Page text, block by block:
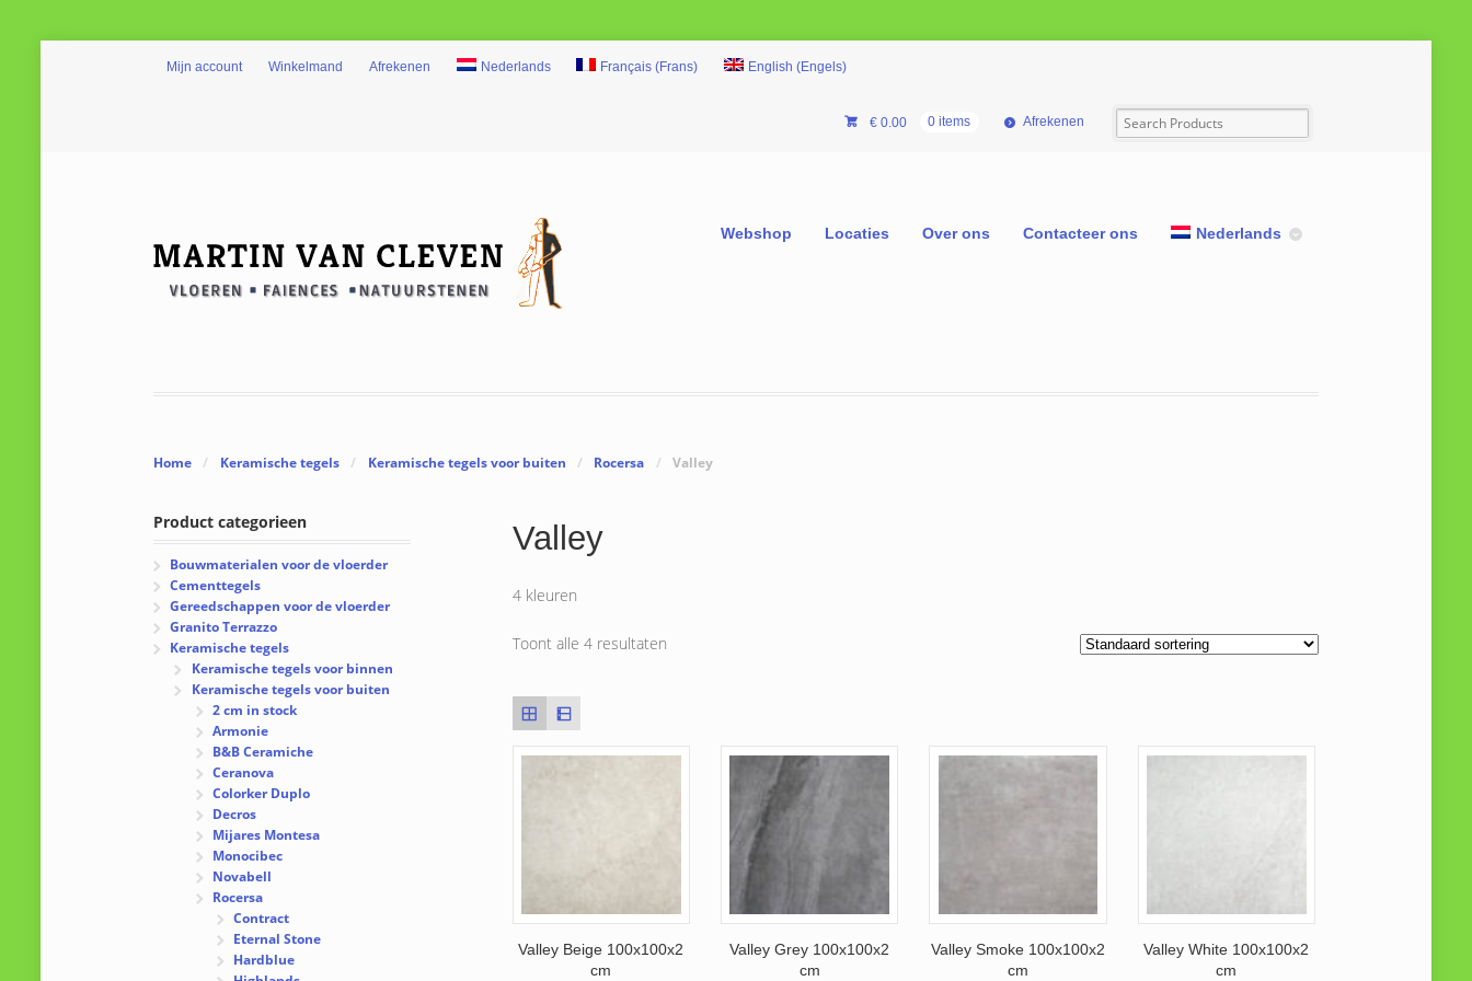
Mijn account Winkelmand Afrekenen Nederlands Français (Frans) English (Engels)
€0.00 0 items Afrekenen
Webshop Locaties Over ons Contacteer ons Nederlands
Home / Keramische tegels / Keramische tegels voor buiten / Rocersa / Valley
Valley
4 kleuren
Toont alle 4 resultaten
Valley Beige 100x100x2
cm
Valley Grey 100x100x2
cm
Valley Smoke 100x100x2
cm
Valley White 100x100x2
cm
Product categorieen
Bouwmaterialen voor de vloerder
Cementtegels
Gereedschappen voor de vloerder
Granito Terrazzo
Keramische tegels
Keramische tegels voor binnen
Keramische tegels voor buiten
2 cm in stock
Armonie
B&B Ceramiche
Ceranova
Colorker Duplo
Decros
Mijares Montesa
Monocibec
Novabell
Rocersa
Contract
Eternal Stone
Hardblue